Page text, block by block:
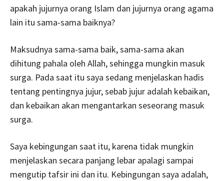
apakah jujurnya orang Islam dan jujurnya orang agama
lain itu sama-sama baiknya?
Maksudnya sama-sama baik, sama-sama akan
dihitung pahala oleh Allah, sehingga mungkin masuk
surga. Pada saat itu saya sedang menjelaskan hadis
tentang pentingnya jujur, sebab jujur adalah kebaikan,
dan kebaikan akan mengantarkan seseorang masuk
surga.
Saya kebingungan saat itu, karena tidak mungkin
menjelaskan secara panjang lebar apalagi sampai
mengutip tafsir ini dan itu. Kebingungan saya adalah,